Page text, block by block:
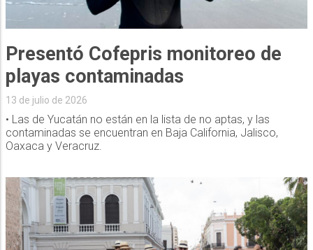
Presentó Cofepris monitoreo de
playas contaminadas
13 de julio de 2026
• Las de Yucatán no están en la lista de no aptas, y las
contaminadas se encuentran en Baja California, Jalisco,
Oaxaca y Veracruz.